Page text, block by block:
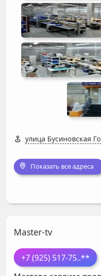
улица Бусиновская
Показать все адреса
Master-tv
+7 (925) 517-75..**